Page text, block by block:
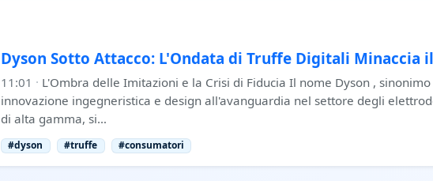
Dyson Sotto Attacco: L'Ondata di Truffe Digitali Minaccia
11:01 · L'Ombra delle Imitazioni e la Crisi di Fiducia Il nome Dyson , sinonimo
innovazione ingegneristica e design all'avanguardia nel settore degli
di alta gamma, si…
#dyson #truffe #consumatori